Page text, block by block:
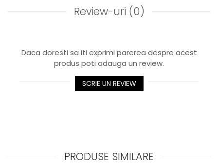
Review-uri (0)
Daca doresti sa iti exprimi parerea despre acest
produs poti adauga un review.
SCRIE UN REVIEW
PRODUSE SIMILARE